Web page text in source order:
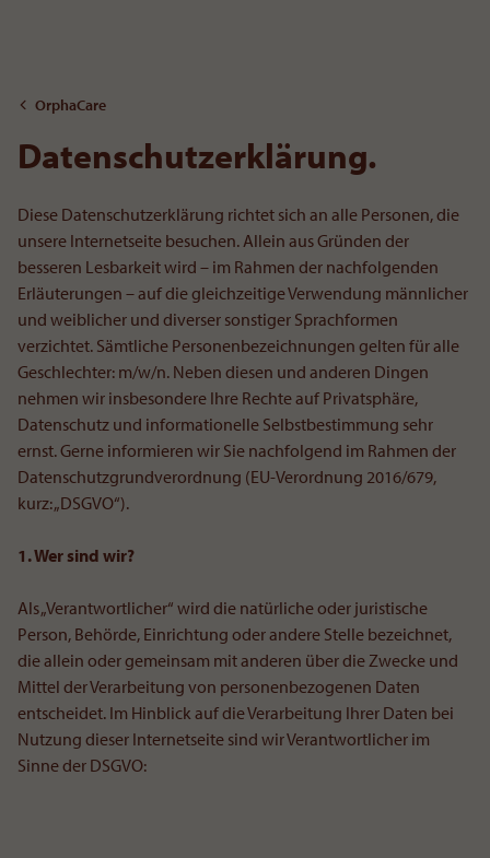
To the content
OrphaCare
Datenschutzerklärung.
Diese Datenschutzerklärung richtet sich an alle Personen, die
unsere Internetseite besuchen. Allein aus Gründen der
besseren Lesbarkeit wird – im Rahmen der nachfolgenden
Erläuterungen – auf die gleichzeitige Verwendung männlicher
und weiblicher und diverser sonstiger Sprachformen
verzichtet. Sämtliche Personenbezeichnungen gelten für alle
Geschlechter: m/w/n. Neben diesen und anderen Dingen
nehmen wir insbesondere Ihre Rechte auf Privatsphäre,
Datenschutz und informationelle Selbstbestimmung sehr
ernst. Gerne informieren wir Sie nachfolgend im Rahmen der
Datenschutzgrundverordnung (EU-Verordnung 2016/679,
kurz: „DSGVO“).
1. Wer sind wir?
Als „Verantwortlicher“ wird die natürliche oder juristische
Person, Behörde, Einrichtung oder andere Stelle bezeichnet,
die allein oder gemeinsam mit anderen über die Zwecke und
Mittel der Verarbeitung von personenbezogenen Daten
entscheidet. Im Hinblick auf die Verarbeitung Ihrer Daten bei
Nutzung dieser Internetseite sind wir Verantwortlicher im
Sinne der DSGVO: